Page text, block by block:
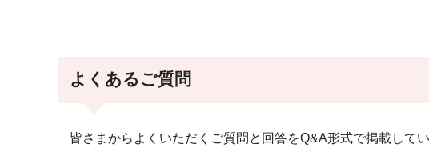
よくあるご質問
皆さまからよくいただくご質問と回答をQ&A形式で掲載して